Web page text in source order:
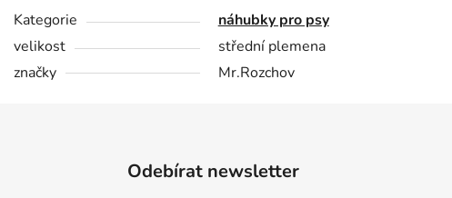
Kategorie
náhubky pro psy
velikost
střední plemena
značky
Mr.Rozchov
Odebírat newsletter